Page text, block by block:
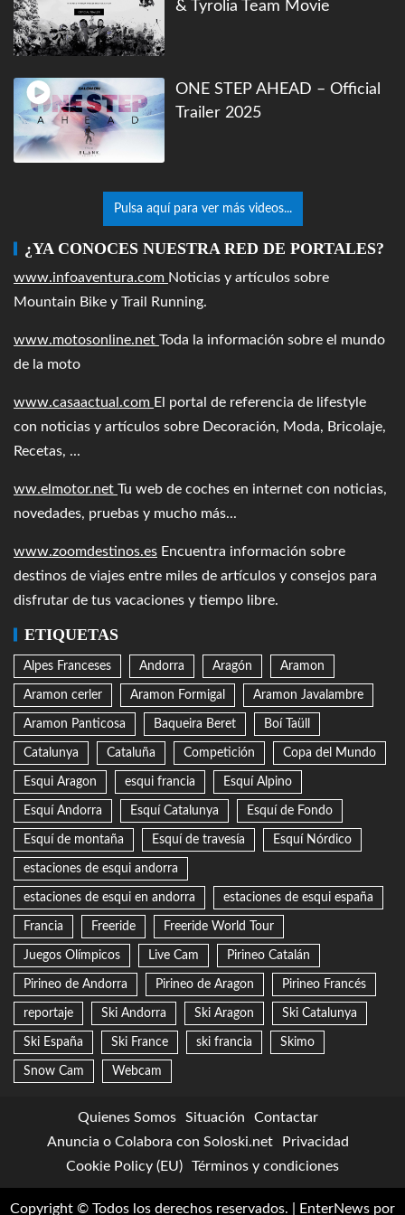
& Tyrolia Team Movie
ONE STEP AHEAD – Official
Trailer 2025
Pulsa aquí para ver más videos...
¿YA CONOCES NUESTRA RED DE PORTALES?
www.infoaventura.com Noticias y artículos sobre
Mountain Bike y Trail Running.
www.motosonline.net Toda la información sobre el mundo
de la moto
www.casaactual.com El portal de referencia de lifestyle
con noticias y artículos sobre Decoración, Moda, Bricolaje,
Recetas, ...
ww.elmotor.net Tu web de coches en internet con noticias,
novedades, pruebas y mucho más...
www.zoomdestinos.es Encuentra información sobre
destinos de viajes entre miles de artículos y consejos para
disfrutar de tus vacaciones y tiempo libre.
ETIQUETAS
Alpes Franceses Andorra Aragón Aramon
Aramon cerler Aramon Formigal Aramon Javalambre
Aramon Panticosa Baqueira Beret Boí Taüll
Catalunya Cataluña Competición Copa del Mundo
Esqui Aragon esqui francia Esquí Alpino
Esquí Andorra Esquí Catalunya Esquí de Fondo
Esquí de montaña Esquí de travesía Esquí Nórdico
estaciones de esqui andorra
estaciones de esqui en andorra estaciones de esqui españa
Francia Freeride Freeride World Tour
Juegos Olímpicos Live Cam Pirineo Catalán
Pirineo de Andorra Pirineo de Aragon Pirineo Francés
reportaje Ski Andorra Ski Aragon Ski Catalunya
Ski España Ski France ski francia Skimo
Snow Cam Webcam
Quienes Somos Situación
Contactar
Anuncia o Colabora con Soloski.net
Privacidad
Cookie Policy (EU)
Términos y condiciones
Copyright © Todos los derechos reservados. EnterNews por